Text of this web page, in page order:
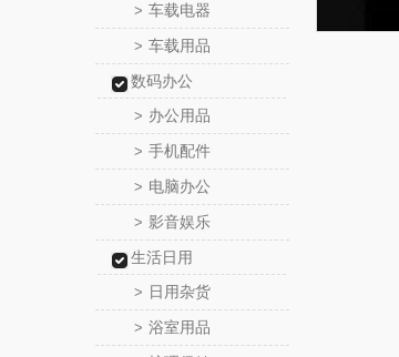
> 车载电器
> 车载用品
数码办公
> 办公用品
> 手机配件
> 电脑办公
> 影音娱乐
生活日用
> 日用杂货
> 浴室用品